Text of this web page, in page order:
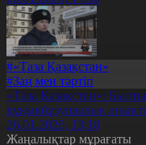
#«Таза Қазақстан»
#Заң мен тәртіп
«Таза Қазақстан»:
құқықбұзушылық
26.01.2026, 13:18
Жаңалықтар мұрағаты